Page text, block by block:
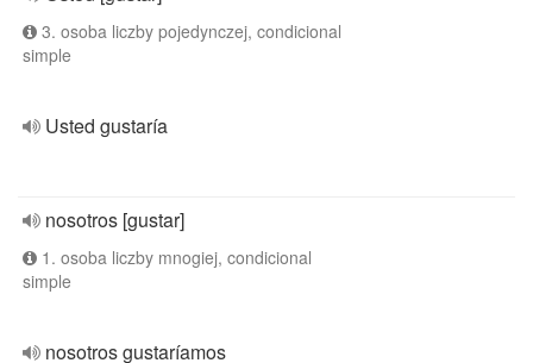
3. osoba liczby pojedynczej, condicional
simple
Usted gustaría
nosotros [gustar]
1. osoba liczby mnogiej, condicional
simple
nosotros gustaríamos